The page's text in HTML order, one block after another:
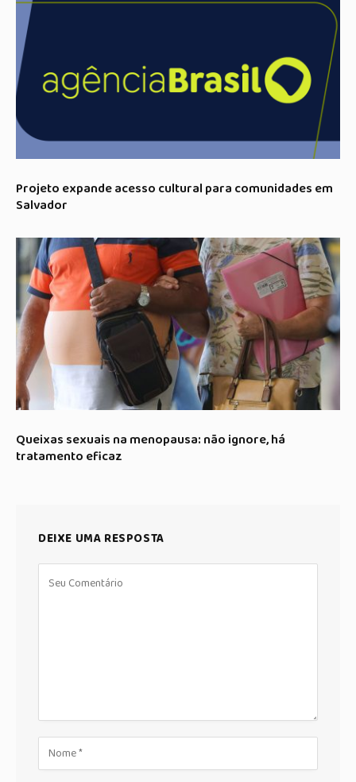
Projeto expande acesso cultural para comunidades em
Salvador
Queixas sexuais na menopausa: não ignore, há
tratamento eficaz
DEIXE UMA RESPOSTA